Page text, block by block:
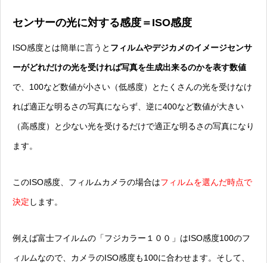
センサーの光に対する感度＝ISO感度
ISO感度とは簡単に言うと フィルムやデジカメのイメージセンサ
ーがどれだけの光を受ければ写真を生成出来るのかを表す数値
で、100など数値が小さい（低感度）とたくさんの光を受けなけ
れば適正な明るさの写真にならず、逆に400など数値が大きい
（高感度）と少ない光を受けるだけで適正な明るさの写真になり
ます。
このISO感度、フィルムカメラの場合はフィルムを選んだ時点で
決定 します。
例えば富士フイルムの「フジカラー１００ 」はISO感度100のフ
ィルムなので、カメラのISO感度も100に合わせます。そして、